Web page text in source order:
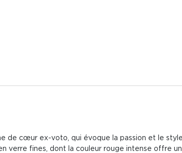
de cœur ex-voto, qui évoque la passion et le
verre fines, dont la couleur rouge intense offre